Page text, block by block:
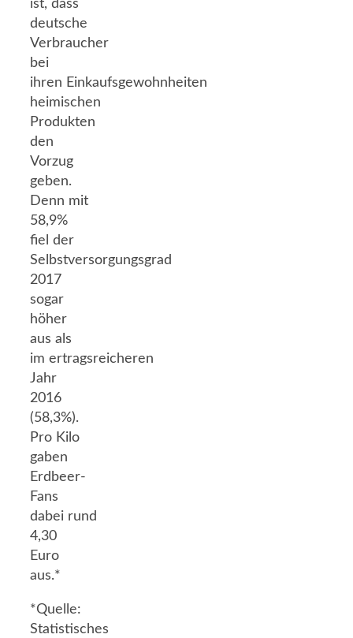
ist, dass
deutsche
Verbraucher
bei
ihren Einkaufsgewohnheiten
heimischen
Produkten
den
Vorzug
geben.
Denn mit
58,9%
fiel der
Selbstversorgungsgrad
2017
sogar
höher
aus als
im ertragsreicheren
Jahr
2016
(58,3%).
Pro Kilo
gaben
Erdbeer-
Fans
dabei rund
4,30
Euro
aus.*
*Quelle:
Statistisches